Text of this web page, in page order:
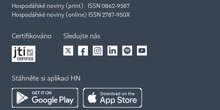
Hospodářské noviny (print) ISSN 0862-9587
Hospodářské noviny (online) ISSN 2787-950X
Certifikováno Sledujte nás
Stáhněte si aplikaci HN